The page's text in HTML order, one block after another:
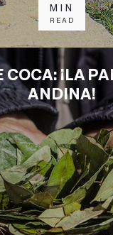
MIN
READ
COCA: ¡LA
ANDINA!